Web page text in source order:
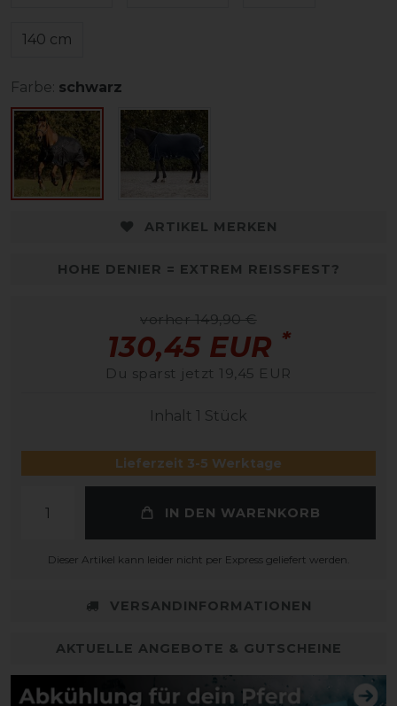
140 cm
Farbe: schwarz
ARTIKEL MERKEN
HOHE DENIER = EXTREM REISSFEST?
vorher 149,90 €
130,45 EUR *
Du sparst jetzt 19,45 EUR
Inhalt 1 Stück
Lieferzeit 3-5 Werktage
IN DEN WARENKORB
Dieser Artikel kann leider nicht per Express geliefert werden.
VERSANDINFORMATIONEN
AKTUELLE ANGEBOTE & GUTSCHEINE